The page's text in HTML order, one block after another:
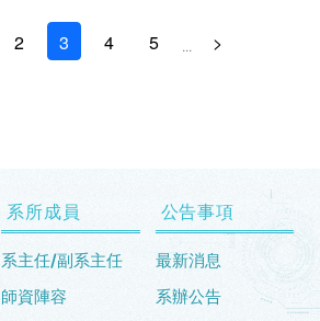
2 3 4 5 ... >
系所成員
系主任/副系主任
師資陣容
公告事項
最新消息
系辦公告